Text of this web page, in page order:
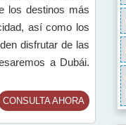
los destinos más
así como los
disfrutar de las
a Dubái.
CONSULTA AHORA